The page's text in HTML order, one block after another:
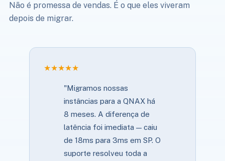
Não é promessa de vendas. É o que eles viveram
depois de migrar.
★★★★★
"Migramos nossas
instâncias para a QNAX há
8 meses. A diferença de
latência foi imediata — caiu
de 18ms para 3ms em SP. O
suporte resolveu toda a